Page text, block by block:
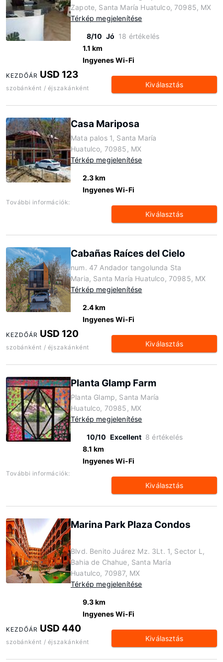
Zapote, Santa María Huatulco, 70985, MX
Térkép megjelenítése
8/10 Jó 18 értékelés
1.1 km
Ingyenes Wi-Fi
KEZDŐÁR USD 123
szobánként / éjszakánként Kiválasztás
Casa Mariposa
Mata palos 1, Santa María
Huatulco, 70985, MX
Térkép megjelenítése
2.3 km
Ingyenes Wi-Fi
További információk:
Kiválasztás
Cabañas Raíces del Cielo
num. 47 Andador tangolunda Sta
Maria, Santa María Huatulco, 70985, MX
Térkép megjelenítése
2.4 km
Ingyenes Wi-Fi
KEZDŐÁR USD 120
szobánként / éjszakánként Kiválasztás
Planta Glamp Farm
Planta Glamp, Santa María
Huatulco, 70985, MX
Térkép megjelenítése
10/10 Excellent 8 értékelés
8.1 km
Ingyenes Wi-Fi
További információk:
Kiválasztás
Marina Park Plaza Condos
Blvd. Benito Juárez Mz. 3Lt. 1, Sector L,
Bahia de Chahue, Santa María
Huatulco, 70987, MX
Térkép megjelenítése
9.3 km
Ingyenes Wi-Fi
KEZDŐÁR USD 440
szobánként / éjszakánként Kiválasztás